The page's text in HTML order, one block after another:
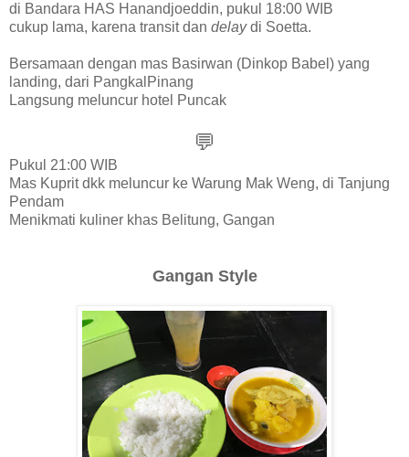
di Bandara HAS Hanandjoeddin, pukul 18:00 WIB
cukup lama, karena transit dan delaydi Soetta.
Bersamaan dengan mas Basirwan (Dinkop Babel) yang
landing, dari PangkalPinang
Langsung meluncur hotel Puncak
💬
Pukul 21:00 WIB
Mas Kuprit dkk meluncur ke Warung Mak Weng, di Tanjung
Pendam
Menikmati kuliner khas Belitung, Gangan
Gangan Style